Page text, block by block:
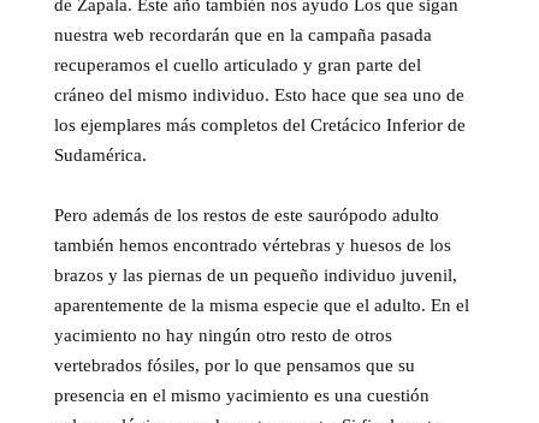
de Zapala. Este año también nos ayudo Los que sigan
nuestra web recordarán que en la campaña pasada
recuperamos el cuello articulado y gran parte del
cráneo del mismo individuo. Esto hace que sea uno de
los ejemplares más completos del Cretácico Inferior de
Sudamérica.
Pero además de los restos de este saurópodo adulto
también hemos encontrado vértebras y huesos de los
brazos y las piernas de un pequeño individuo juvenil,
aparentemente de la misma especie que el adulto. En el
yacimiento no hay ningún otro resto de otros
vertebrados fósiles, por lo que pensamos que su
presencia en el mismo yacimiento es una cuestión